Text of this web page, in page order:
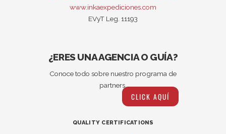
www.inkaexpediciones.com
EVyT Leg. 11193
¿ERES UNA AGENCIA O GUÍA?
Conoce todo sobre nuestro programa de
partners.
CLICK AQUÍ
QUALITY CERTIFICATIONS